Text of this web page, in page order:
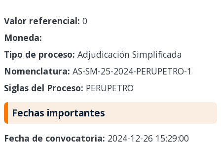
Valor referencial: 0
Moneda:
Tipo de proceso: Adjudicación Simplificada
Nomenclatura: AS-SM-25-2024-PERUPETRO-1
Siglas del Proceso: PERUPETRO
Fechas importantes
Fecha de convocatoria: 2024-12-26 15:29:00